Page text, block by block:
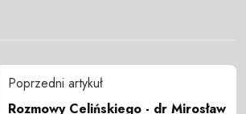
Poprzedni artykuł
Rozmowy Celińskiego - dr Mirosław